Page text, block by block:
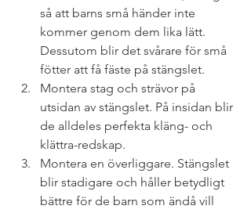
så att barns små händer inte
kommer genom dem lika lätt.
Dessutom blir det svårare för små
fötter att få fäste på stängslet.
Montera stag och strävor på
utsidan av stängslet. På insidan blir
de alldeles perfekta kläng- och
klättra-redskap.
Montera en överliggare. Stängslet
blir stadigare och håller betydligt
bättre för de barn som ändå vill